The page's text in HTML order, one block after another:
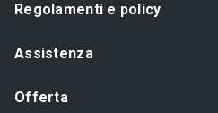
Regolamenti e policy
Assistenza
Offerta